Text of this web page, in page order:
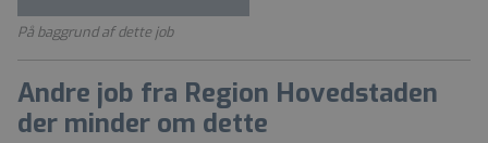
På baggrund af dette job
Andre job fra Region Hovedstaden
der minder om dette